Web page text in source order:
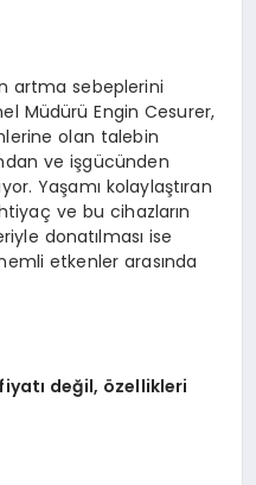
artma sebeplerini
Müdürü Engin Cesurer,
olan talebin
ve işgücünden
Yaşamı kolaylaştıran
ve bu cihazların
donatılması ise
etkenler arasında
değil, özellikleri